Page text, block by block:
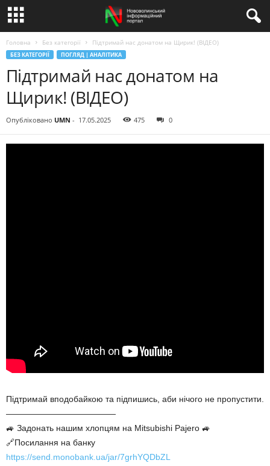
Головна Без категорії Підтримай нас донатом на Щирик! (ВІДЕО)
БЕЗ КАТЕГОРІЇ ПОГЛЯД | АНАЛІТИКА
Підтримай нас донатом на
Щирик! (ВІДЕО)
Опубліковано UMN - 17.05.2025 475 0
Підтримай вподобайкою та підпишись, аби нічого не пропустити.
—————————————
🚙 Задонать нашим хлопцям на Mitsubishi Pajero 🚙
🔗Посилання на банку
https://send.monobank.ua/jar/7grhYQDbZL